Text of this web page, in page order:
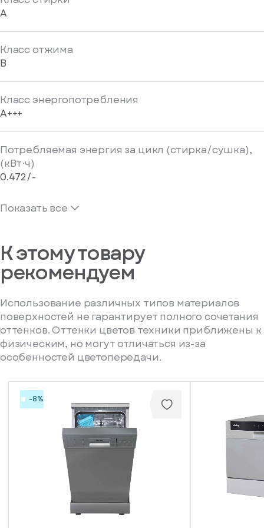
A
Класс отжима
B
Класс энергопотребления
A+++
Потребляемая энергия за цикл (стирка/сушка),
(кВт⋅ч)
0.472/-
Показать все
К этому товару
рекомендуем
Использование различных типов материалов
поверхностей не гарантирует полного сочетания
оттенков. Оттенки цветов техники приближены к
физическим, но могут отличаться из-за
особенностей цветопередачи.
-8%